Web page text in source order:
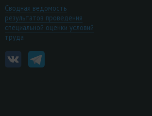
Сводная ведомость
результатов проведения
специальной оценки условий
труда